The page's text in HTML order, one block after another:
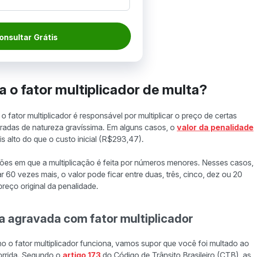
Grátis
o fator multiplicador de multa?
fator multiplicador é responsável por multiplicar o preço de certas
de natureza gravíssima. Em alguns casos, o valor da penalidade
alto do que o custo inicial (R$293,47).
em que a multiplicação é feita por números menores. Nesses casos,
60 vezes mais, o valor pode ficar entre duas, três, cinco, dez ou 20
original da penalidade.
agravada com fator multiplicador
o fator multiplicador funciona, vamos supor que você foi multado ao